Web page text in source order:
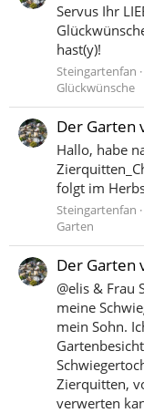
Servus Ihr
hast(y)!
Steingartenfan
Glückwünsche
Der Garten
Hallo, habe
folgt im
Steingartenfan
Garten
Der Garten
@elis & Frau
meine
mein Sohn.
Zierquitten,
verwerten